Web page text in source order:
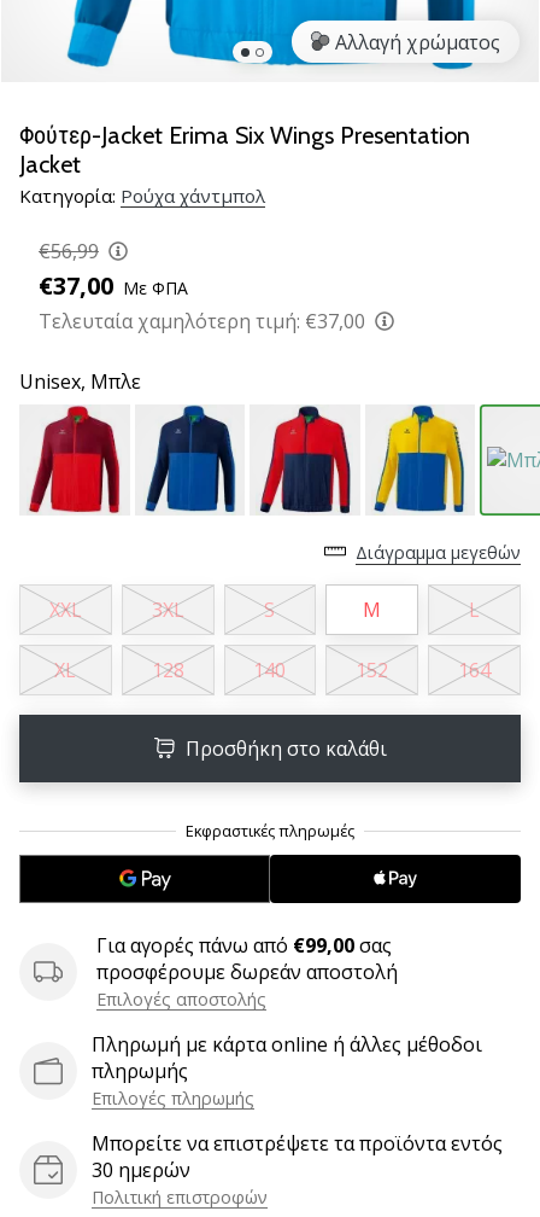
παπούτσια
handball
Accelerate
NITRO
SQD
5!
τις
τεχνικές
αναβαθμίσεις
αν
αξίζει…
25. 11. 2024
Γίνετε
πρεσβευτής
της
μάρκας
χάντμπολ
του
χάντμπολ
εμείς;
πρεσβευτής/
πρέσβειρα
μάρκας
μας
Εμφάνιση
όλων
Αλλαγή χρώματος
Φούτερ-Jacket Erima Six Wings Presentation
Jacket
Κατηγορία: Ρούχα χάντμπολ
€56,99
€37,00 Με ΦΠΑ
Τελευταία χαμηλότερη τιμή: €37,00
Unisex, Μπλε
Διάγραμμα μεγεθών
XXL 3XL S M L
XL 128 140 152 164
Προσθήκη στο καλάθι
Για αγορές πάνω από €99,00σας
προσφέρουμε δωρεάν αποστολή
Επιλογές αποστολής
Πληρωμή με κάρτα online ή άλλες μέθοδοι
πληρωμής
Επιλογές πληρωμής
Μπορείτε να επιστρέψετε τα προϊόντα εντός
30 ημερών
Πολιτική επιστροφών